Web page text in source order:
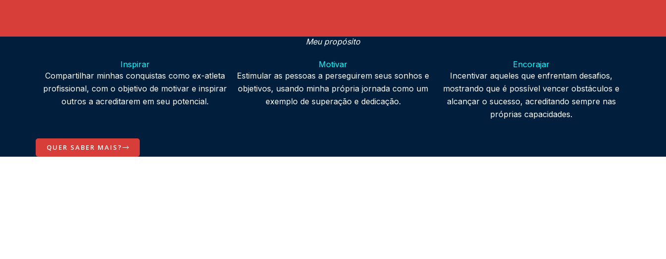
Meu propósito
Inspirar
Compartilhar minhas conquistas como ex-atleta
profissional, com o objetivo de motivar e inspirar
outros a acreditarem em seu potencial.
Motivar
Estimular as pessoas a perseguirem seus sonhos e
objetivos, usando minha própria jornada como um
exemplo de superação e dedicação.
Encorajar
Incentivar aqueles que enfrentam desafios,
mostrando que é possível vencer obstáculos e
alcançar o sucesso, acreditando sempre nas
próprias capacidades.
QUER SABER MAIS?